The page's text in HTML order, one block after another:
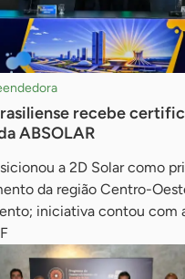
recebe
ABSOLAR
a 2D Solar como
da região Centro-
iniciativa contou com